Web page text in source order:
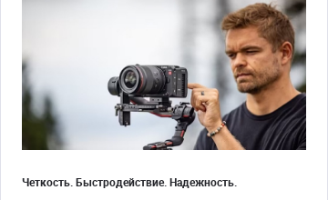
Четкость. Быстродействие. Надежность.